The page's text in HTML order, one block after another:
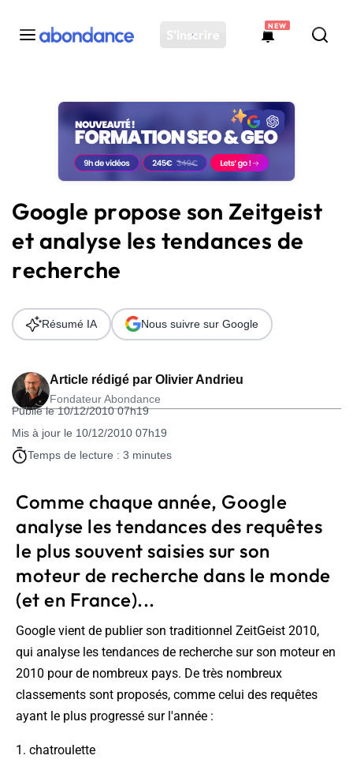
S'inscrire
NEW
Toutes les actus
Actus SEO
Plateforme
Solutions
Ressources
Audit SEO
Google propose son Zeitgeist
et analyse les tendances de
recherche
Article rédigé par Olivier Andrieu
Fondateur Abondance
Publié le 10/12/2010 07h19
Mis à jour le 10/12/2010 07h19
Temps de lecture : 3 minutes
Résumé IA Nous suivre sur Google
Comme chaque année, Google
analyse les tendances des requêtes
le plus souvent saisies sur son
moteur de recherche dans le monde
(et en France)...
Google vient de publier son traditionnel ZeitGeist 2010,
qui analyse les tendances de recherche sur son moteur en
2010 pour de nombreux pays. De très nombreux
classements sont proposés, comme celui des requêtes
ayant le plus progressé sur l'année :
1. chatroulette